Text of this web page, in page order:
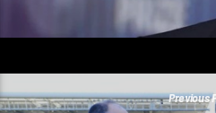
Previous